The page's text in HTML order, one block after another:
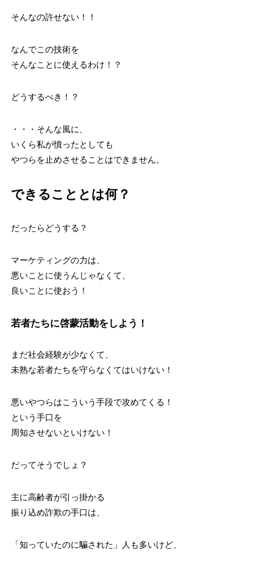
そんなの許せない！！
なんでこの技術を
そんなことに使えるわけ！？
どうするべき！？
・・・そんな風に、
いくら私が憤ったとしても
やつらを止めさせることはできません。
できることとは何？
だったらどうする？
マーケティングの力は、
悪いことに使うんじゃなくて、
良いことに使おう！
若者たちに啓蒙活動をしよう！
まだ社会経験が少なくて、
未熟な若者たちを守らなくてはいけない！
悪いやつらはこういう手段で攻めてくる！
という手口を
周知させないといけない！
だってそうでしょ？
主に高齢者が引っ掛かる
振り込め詐欺の手口は、
「知っていたのに騙された」人も多いけど、